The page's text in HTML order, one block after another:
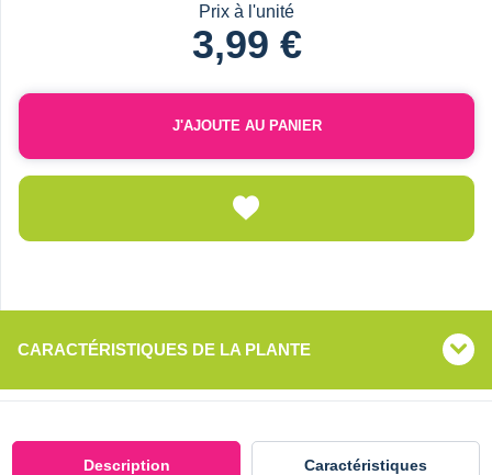
Prix à l'unité
3,99 €
J'AJOUTE AU PANIER
CARACTÉRISTIQUES DE LA PLANTE
Description Caractéristiques